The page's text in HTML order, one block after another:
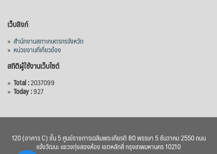
View on Facebook
เว็บลิงก์
» สำนักงานสภาเกษตรกรจังหวัด
» หน่วยงานที่เกี่ยวข้อง
สถิติผู้ใช้งานเว็บไซต์
» Total :2037099
» Today :927
120 (อาคาร C) ชั้น 5 ศูนย์ราชการเฉลิมพระเกียรติ 80 พรรษา 5 ธันวาคม 2550 ถนน
แจ้งวัฒนะ แขวงทุ่งสองห้อง เขตหลักสี่ กรุงเทพมหานคร 10210